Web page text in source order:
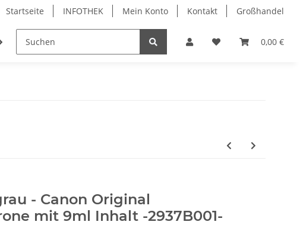
Startseite INFOTHEK Mein Konto Kontakt Großhandel
0,00 €
& Bürobedarf PVC Kartendrucker & Zubehör TiDis
- Canon Original
mit 9ml Inhalt -2937B001-